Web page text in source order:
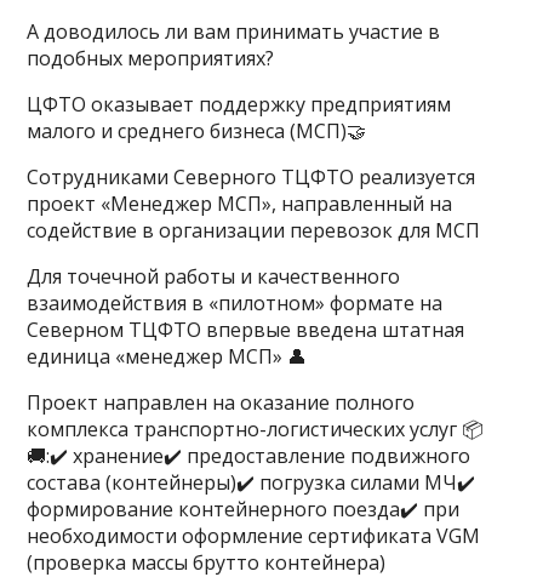
А доводилось ли вам принимать участие в
подобных мероприятиях?
ЦФТО оказывает поддержку предприятиям
малого и среднего бизнеса (МСП)🤝
Сотрудниками Северного ТЦФТО реализуется
проект «Менеджер МСП», направленный на
содействие в организации перевозок для МСП
Для точечной работы и качественного
взаимодействия в «пилотном» формате на
Северном ТЦФТО впервые введена штатная
единица «менеджер МСП» 👤
Проект направлен на оказание полного
комплекса транспортно-логистических услуг 📦
🚚:✔️ хранение✔️ предоставление подвижного
состава (контейнеры)✔️ погрузка силами МЧ✔️
формирование контейнерного поезда✔️ при
необходимости оформление сертификата VGM
(проверка массы брутто контейнера)